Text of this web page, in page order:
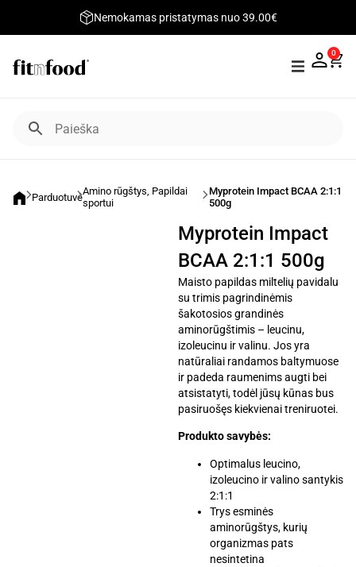
Nemokamas pristatymas nuo 39.00€
0
ParduotuvėAmino rūgštys, Papildai
sportui
Myprotein Impact BCAA 2:1:1
500g
Myprotein Impact
BCAA 2:1:1 500g
Maisto papildas miltelių pavidalu
su trimis pagrindinėmis
šakotosios grandinės
aminorūgštimis – leucinu,
izoleucinu ir valinu. Jos yra
natūraliai randamos baltymuose
ir padeda raumenims augti bei
atsistatyti, todėl jūsų kūnas bus
pasiruošęs kiekvienai treniruotei.
Produkto savybės:
Optimalus leucino,
izoleucino ir valino santykis
2:1:1
Trys esminės
aminorūgštys, kurių
organizmas pats
nesintetina